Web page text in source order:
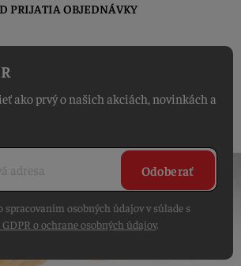
PRIJATIA OBJEDNÁVKY
ako prvý o našich akciách, novinkách a
Odoberať
spracovaním osobných údajov v súlade s
o ochrane osobných údajov.